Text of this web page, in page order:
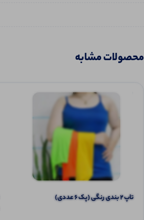
محصولات مشابه
تاپ ۲ بندی رنگی (پک 6 عددی)